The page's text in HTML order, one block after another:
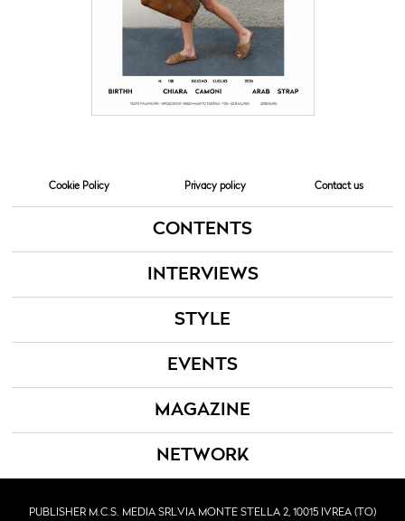
Cookie Policy Privacy policy Contact us
CONTENTS
INTERVIEWS
STYLE
EVENTS
MAGAZINE
NETWORK
PUBLISHER M.C.S. MEDIA SRLVIA MONTE STELLA 2, 10015 IVREA (TO)